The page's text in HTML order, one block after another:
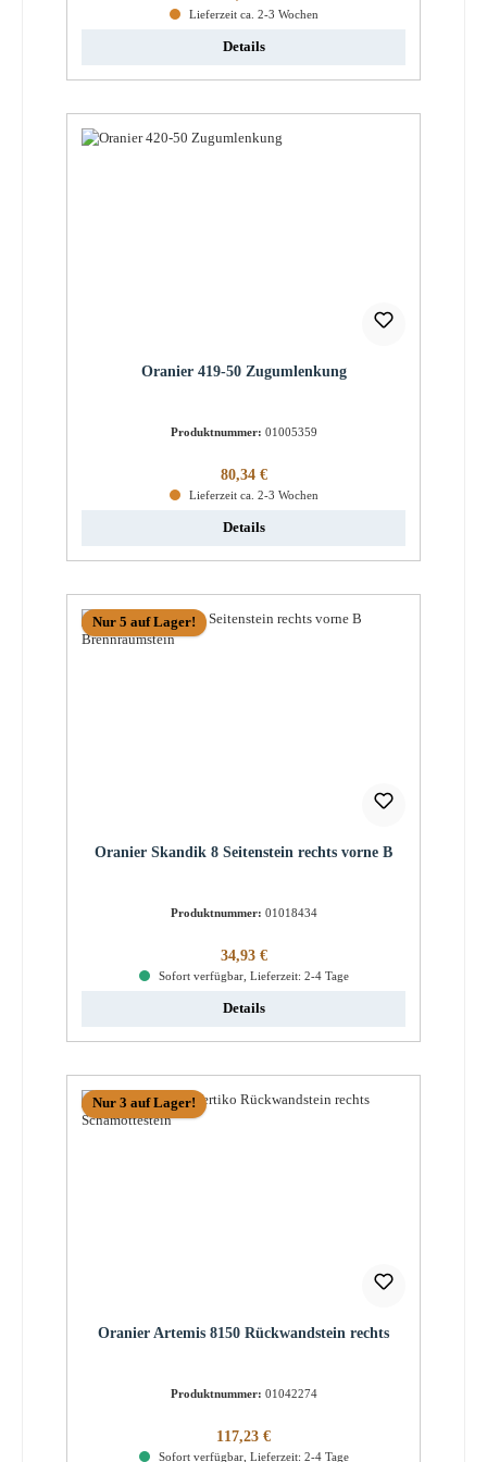
Lieferzeit ca. 2-3 Wochen
Details
Oranier 419-50 Zugumlenkung
Produktnummer: 01005359
Regulärer Preis:
80,34 €
Lieferzeit ca. 2-3 Wochen
Details
Nur 5 auf Lager!
Oranier Skandik 8 Seitenstein rechts vorne B
Produktnummer: 01018434
Regulärer Preis:
34,93 €
Sofort verfügbar, Lieferzeit: 2-4 Tage
Details
Nur 3 auf Lager!
Oranier Artemis 8150 Rückwandstein rechts
Produktnummer: 01042274
Regulärer Preis:
117,23 €
Sofort verfügbar, Lieferzeit: 2-4 Tage